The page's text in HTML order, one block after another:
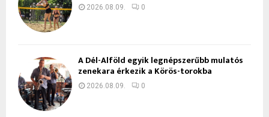
2026.08.09. 0
A Dél-Alföld egyik legnépszerűbb mulatós
zenekara érkezik a Körös-torokba
2026.08.09. 0